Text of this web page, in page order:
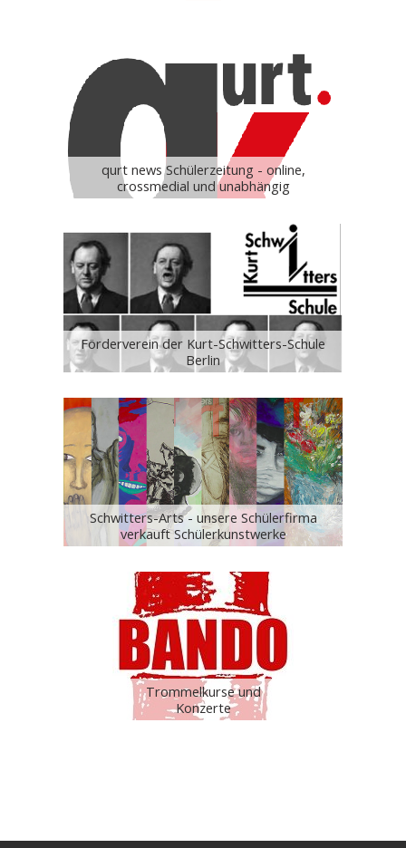
qurt news Schülerzeitung - online,
crossmedial und unabhängig
Förderverein der Kurt-Schwitters-Schule
Berlin
Schwitters-Arts - unsere Schülerfirma
verkauft Schülerkunstwerke
Trommelkurse und
Konzerte